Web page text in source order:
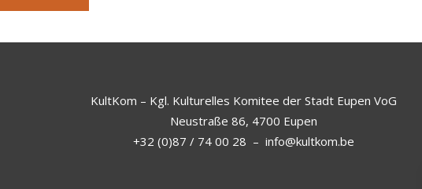
KultKom – Kgl. Kulturelles Komitee der Stadt Eupen VoG
Neustraße 86, 4700 Eupen
+32 (0)87 / 74 00 28 – info@kultkom.be